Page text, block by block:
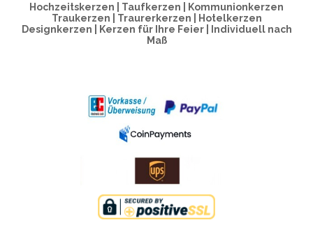
Hochzeitskerzen | Taufkerzen | Kommunionkerzen
Traukerzen | Traurerkerzen | Hotelkerzen
Designkerzen | Kerzen für Ihre Feier | Individuell nach
Maß